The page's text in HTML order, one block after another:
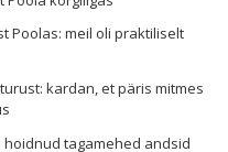
Poolas: meil oli praktiliselt
kardan, et päris mitmes
hoidnud tagamehed andsid